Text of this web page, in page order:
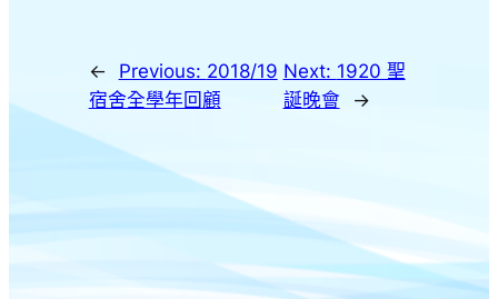
← Previous: 2018/19
宿舍全學年回顧
Next: 1920 聖
誕晚會
→